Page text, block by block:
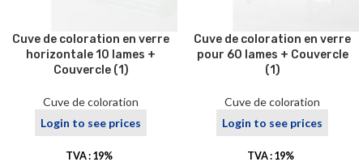
Cuve de coloration en verre
horizontale 10 lames +
Couvercle (1)
Cuve de coloration
Login to see prices
TVA : 19%
Cuve de coloration en verre
pour 60 lames + Couvercle
(1)
Cuve de coloration
Login to see prices
TVA : 19%